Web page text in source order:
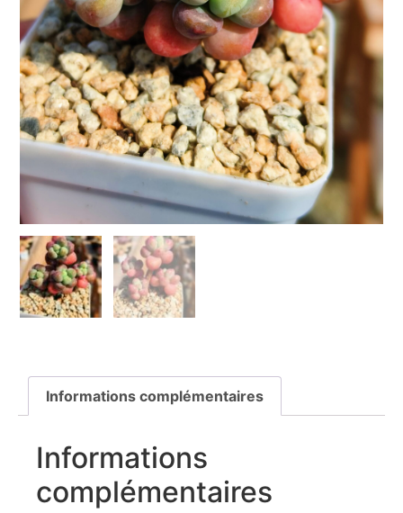
Informations complémentaires
Informations
complémentaires